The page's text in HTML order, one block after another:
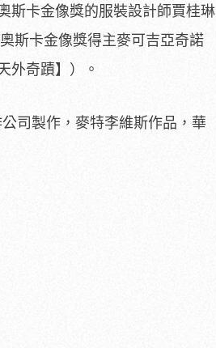
斯卡金像獎的服裝設計師賈桂琳
斯卡金像獎得主麥可吉亞奇諾
外奇蹟】）。
司製作，麥特李維斯作品， 華